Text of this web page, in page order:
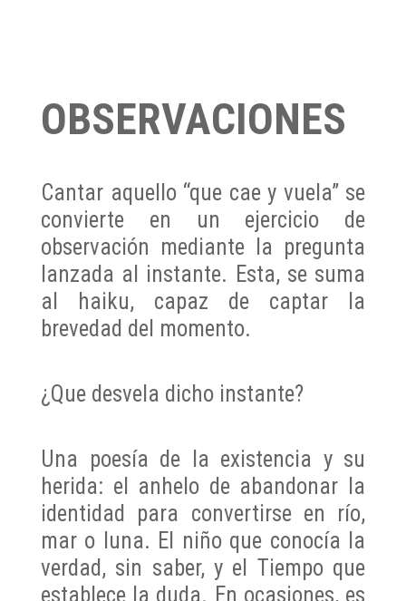
OBSERVACIONES
Cantar aquello “que cae y vuela” se
convierte en un ejercicio de
observación mediante la pregunta
lanzada al instante. Esta, se suma
al haiku, capaz de captar la
brevedad del momento.
¿Que desvela dicho instante?
Una poesía de la existencia y su
herida: el anhelo de abandonar la
identidad para convertirse en río,
mar o luna. El niño que conocía la
verdad, sin saber, y el Tiempo que
establece la duda. En ocasiones, es